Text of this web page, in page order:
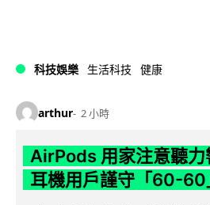
科技娛樂 生活科技 健康
arthur 2 小時
AirPods 用家注意聽力
耳機用戶謹守「60-60